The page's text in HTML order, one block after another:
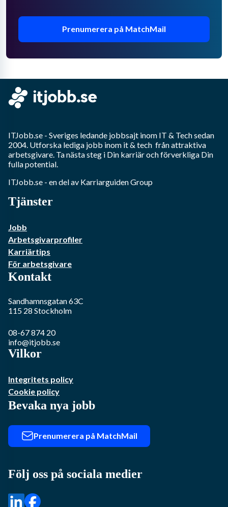
Prenumerera på MatchMail
ITJobb.se - Sveriges ledande jobbsajt inom IT & Techsedan
2004. Utforska lediga jobb inom it & tech från attraktiva
arbetsgivare. Ta nästa steg i Din karriär och förverkliga Din
fulla potential.
ITJobb.se - en del av Karriarguiden Group
Tjänster
Jobb
Arbetsgivarprofiler
Karriärtips
För arbetsgivare
Kontakt
Sandhamnsgatan 63C
115 28 Stockholm
08-67 874 20
info@itjobb.se
Vilkor
Integritets policy
Cookie policy
Bevaka nya jobb
Prenumerera på MatchMail
Följ oss på sociala medier